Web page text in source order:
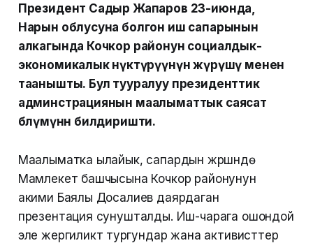
Президент Садыр Жапаров 23-июнда,
Нарын облусуна болгон иш сапарынын
алкагында Кочкор районун социалдык-
экономикалык өнүктүрүүнүн жүрүшү менен
таанышты. Бул тууралуу президенттик
админстрациянын маалыматтык саясат
бөлүмүнөн билдиришти.
Маалыматка ылайык, сапардын жүрүшүндө
Мамлекет башчысына Кочкор районунун
акими Баялы Досалиев даярдаган
презентация сунушталды. Иш-чарага ошондой
эле жергиликтүү тургундар жана активисттер